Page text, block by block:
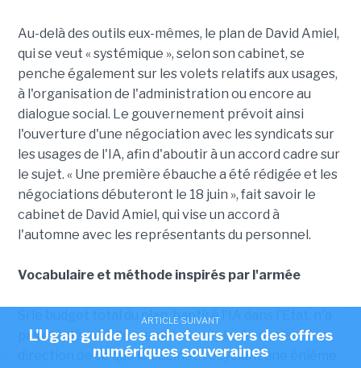
Au-delà des outils eux-mêmes, le plan de David Amiel,
qui se veut « systémique », selon son cabinet, se
penche également sur les volets relatifs aux usages,
à l'organisation de l'administration ou encore au
dialogue social. Le gouvernement prévoit ainsi
l'ouverture d'une négociation avec les syndicats sur
les usages de l'IA, afin d'aboutir à un accord cadre sur
le sujet. « Une première ébauche a été rédigée et les
négociations débuteront le 18 juin », fait savoir le
cabinet de David Amiel, qui vise un accord à
l'automne avec les représentants du personnel.
Vocabulaire et méthode inspirés par l'armée
Si le budget total du plan, baptisé l'IA dans l'Etat, n'a
pas été dévoilé, l'ensemble sera placé sous la
direction de ce que le cabinet, recyclant une énième
ARTICLE SUIVANT
L'Ugap guide les acheteurs vers des offres
numériques souveraines